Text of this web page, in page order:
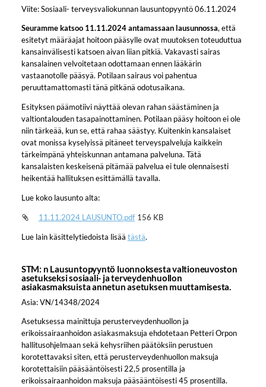
Viite: Sosiaali- terveysvaliokunnan lausuntopyyntö 06.11.2024
Seuramme katsoo 11.11.2024 antamassaan lausunnossa, että
esitetyt määräajat hoitoon pääsylle ovat muutoksen toteuduttua
kansainvälisesti katsoen aivan liian pitkiä. Vakavasti sairas
kansalainen velvoitetaan odottamaan ennen lääkärin
vastaanotolle pääsyä. Potilaan sairaus voi pahentua
peruuttamattomasti tänä pitkänä odotusaikana.
Esityksen päämotiivi näyttää olevan rahan säästäminen ja
valtiontalouden tasapainottaminen. Potilaan pääsy hoitoon ei ole
niin tärkeää, kun se, että rahaa säästyy. Kuitenkin kansalaiset
ovat monissa kyselyissä pitäneet terveyspalveluja kaikkein
tärkeimpänä yhteiskunnan antamana palveluna. Tätä
kansalaisten keskeisenä pitämää palvelua ei tule olennaisesti
heikentää hallituksen esittämällä tavalla.
Lue koko lausunto alta:
11.11.2024 LAUSUNTO.pdf 156 KB
Lue lain käsittelytiedoista lisää tästä.
STM: n Lausuntopyyntö luonnoksesta valtioneuvoston
asetukseksi sosiaali- ja terveydenhuollon
asiakasmaksuista annetun asetuksen muuttamisesta.
Asia: VN/14348/2024
Asetuksessa mainittuja perusterveydenhuollon ja
erikoissairaanhoidon asiakasmaksuja ehdotetaan Petteri Orpon
hallitusohjelmaan sekä kehysriihen päätöksiin perustuen
korotettavaksi siten, että perusterveydenhuollon maksuja
korotettaisiin pääsääntöisesti 22,5 prosentilla ja
erikoissairaanhoidon maksuja pääsääntöisesti 45 prosentilla.